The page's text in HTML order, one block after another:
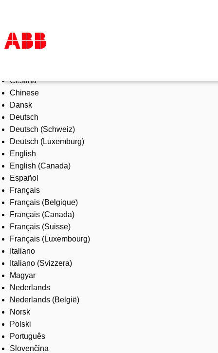
Products & Solutions
Industries
Services
About us
Where to buy
Contact us
Careers
Čeština
Chinese
Dansk
Deutsch
Deutsch (Schweiz)
Deutsch (Luxemburg)
English
English (Canada)
Español
Français
Français (Belgique)
Français (Canada)
Français (Suisse)
Français (Luxembourg)
Italiano
Italiano (Svizzera)
Magyar
Nederlands
Nederlands (België)
Norsk
Polski
Português
Slovenčina